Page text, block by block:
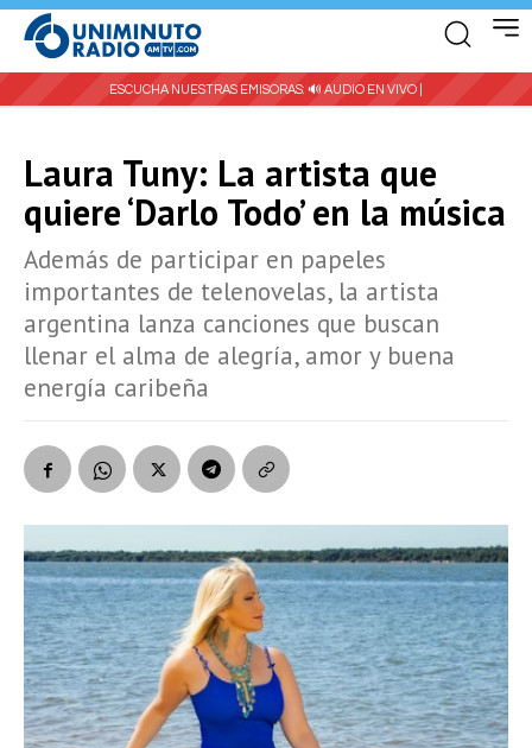
ESCUCHA NUESTRAS EMISORAS: 🔊 AUDIO EN VIVO |
Laura Tuny: La artista que
quiere ‘Darlo Todo’ en la música
Además de participar en papeles
importantes de telenovelas, la artista
argentina lanza canciones que buscan
llenar el alma de alegría, amor y buena
energía caribeña